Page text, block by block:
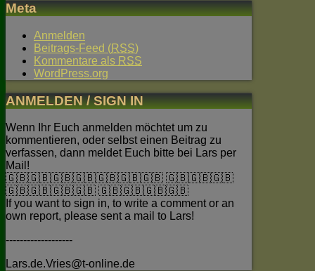
Meta
Anmelden
Beitrags-Feed (RSS)
Kommentare als RSS
WordPress.org
ANMELDEN / SIGN IN
Wenn Ihr Euch anmelden möchtet um zu
kommentieren, oder selbst einen Beitrag zu
verfassen, dann meldet Euch bitte bei Lars per
Mail!
🇬🇧🇬🇧🇬🇧🇬🇧🇬🇧🇬🇧🇬🇧 🇬🇧🇬🇧🇬🇧
🇬🇧🇬🇧🇬🇧🇬🇧 🇬🇧🇬🇧🇬🇧🇬🇧
If you want to sign in, to write a comment or an
own report, please sent a mail to Lars!
-------------------
Lars.de.Vries@t-online.de